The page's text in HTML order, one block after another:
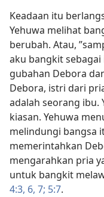
Keadaan itu
Yehuwa melihat
berubah. Atau,
aku bangkit sebagai
gubahan Debora
Debora, istri dari
adalah seorang ibu.
kiasan. Yehuwa
melindungi bangsa
memerintahkan
mengarahkan pria
untuk bangkit
4:3, 6, 7; 5:7.